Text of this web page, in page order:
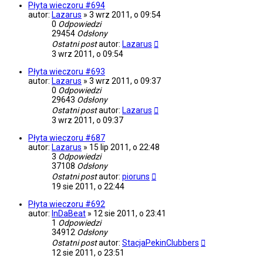
Płyta wieczoru #694
autor: Lazarus » 3 wrz 2011, o 09:54
0 Odpowiedzi
29454 Odsłony
Ostatni postautor: Lazarus
3 wrz 2011, o 09:54
Płyta wieczoru #693
autor: Lazarus » 3 wrz 2011, o 09:37
0 Odpowiedzi
29643 Odsłony
Ostatni postautor: Lazarus
3 wrz 2011, o 09:37
Płyta wieczoru #687
autor: Lazarus » 15 lip 2011, o 22:48
3 Odpowiedzi
37108 Odsłony
Ostatni postautor: pioruns
19 sie 2011, o 22:44
Płyta wieczoru #692
autor: InDaBeat » 12 sie 2011, o 23:41
1 Odpowiedzi
34912 Odsłony
Ostatni postautor: StacjaPekinClubbers
12 sie 2011, o 23:51